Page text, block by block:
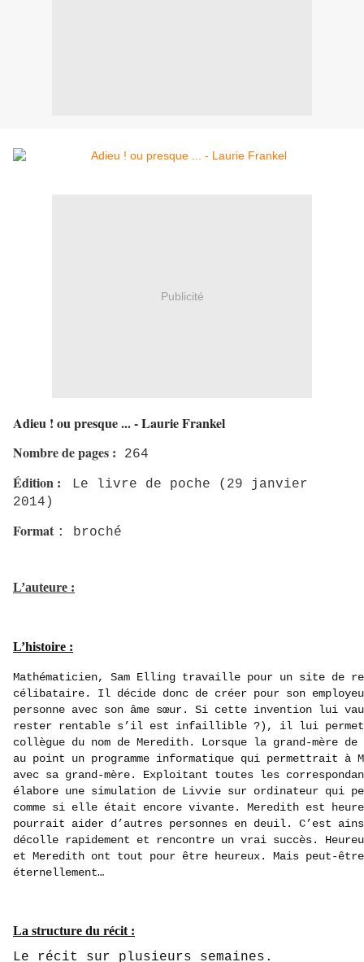
Publicité
Adieu ! ou presque ... - Laurie Frankel
Nombre de pages : 264
Édition : Le livre de poche
(29 janvier
2014)
Format : broché
L’auteure :
L’histoire :
Mathématicien, Sam Elling travaille pour un site de
célibataire. Il décide donc de créer pour son
personne avec son âme sœur. Si cette invention lui
rester rentable s’il est infaillible ?), il lui permet
collègue du nom de Meredith. Lorsque la grand-mère
au point un programme informatique qui permettrait à
avec sa grand-mère. Exploitant toutes les
élabore une simulation de Livvie sur ordinateur qui
comme si elle était encore vivante. Meredith est
pourrait aider d’autres personnes en deuil. C’est
décolle rapidement et rencontre un vrai succès.
et Meredith ont tout pour être heureux. Mais peut-
éternellement…
La structure du récit :
Le récit sur plusieurs semaines.